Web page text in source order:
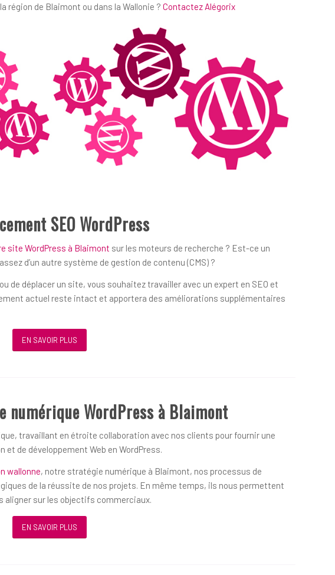
région de Blaimont ou dans la Wallonie ? Contactez Alégorix
SEO WordPress
site WordPress à Blaimont sur les moteurs de recherche ? Est-ce un
d’un autre système de gestion de contenu (CMS) ?
ou de déplacer un site, vous souhaitez travailler avec un expert en SEO et
actuel reste intact et apportera des améliorations supplémentaires
EN SAVOIR PLUS
numérique WordPress à Blaimont
travaillant en étroite collaboration avec nos clients pour fournir une
de développement Web en WordPress.
wallonne, notre stratégie numérique à Blaimont, nos processus de
de la réussite de nos projets. En même temps, ils nous permettent
aligner sur les objectifs commerciaux.
EN SAVOIR PLUS